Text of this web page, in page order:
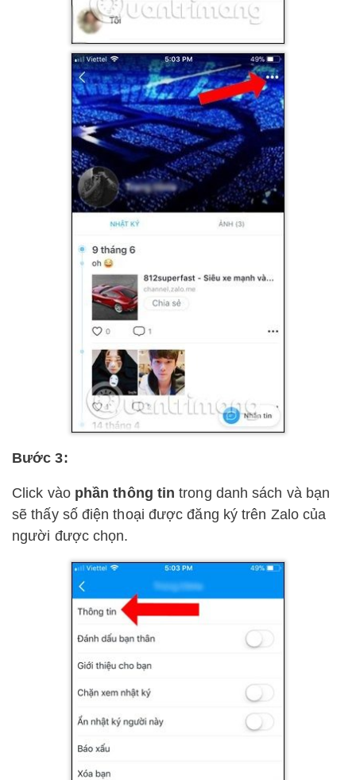
Bước 3:
Click vào phần thông tin trong danh sách và bạn
sẽ thấy số điện thoại được đăng ký trên Zalo của
người được chọn.